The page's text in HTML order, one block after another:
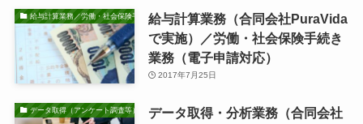
給与計算業務／労働・社会保険手続き業務給与計算業務（合同会社PuraVida
で実施）／労働・社会保険手続き
業務（電子申請対応）
2017年7月25日
データ取得（アンケート調査等）・分析業務データ取得・分析業務（合同会社